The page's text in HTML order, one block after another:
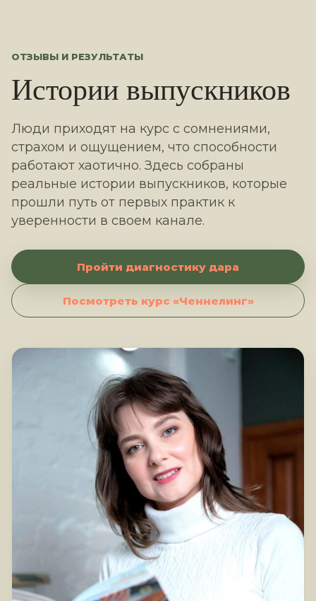
ОТЗЫВЫ И РЕЗУЛЬТАТЫ
Истории выпускников
Люди приходят на курс с сомнениями,
страхом и ощущением, что способности
работают хаотично. Здесь собраны
реальные истории выпускников, которые
прошли путь от первых практик к
уверенности в своем канале.
Пройти диагностику дара
Посмотреть курс «Ченнелинг»